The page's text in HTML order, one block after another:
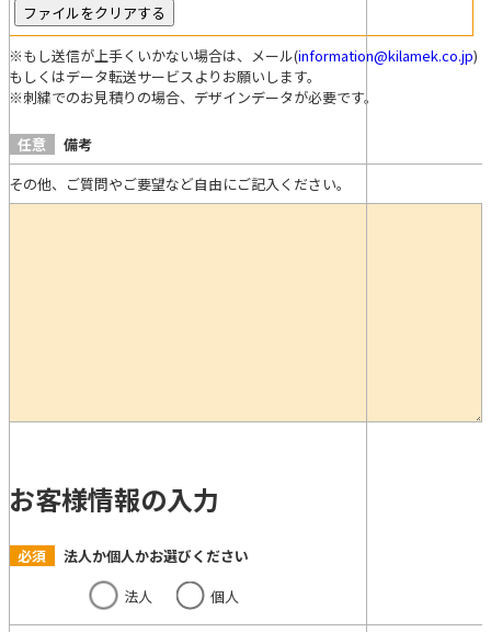
※もし送信が上手くいかない場合は、メール(information@kilamek.co.jp)
もしくはデータ転送サービスよりお願いします。
※刺繍でのお見積りの場合、デザインデータが必要です。
任意
備考
その他、ご質問やご要望など自由にご記入ください。
お客様情報の入力
必須
法人か個人かお選びください
法人
個人